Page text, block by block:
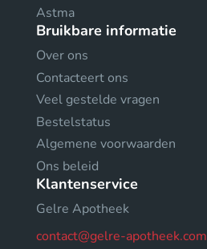
Astma
Bruikbare informatie
Over ons
Contacteert ons
Veel gestelde vragen
Bestelstatus
Algemene voorwaarden
Ons beleid
Klantenservice
Gelre Apotheek
contact@gelre-apotheek.com